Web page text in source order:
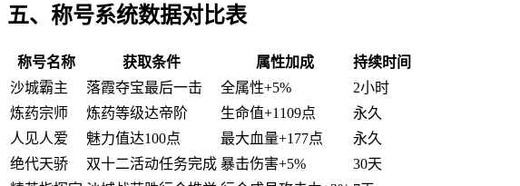
五、称号系统数据对比表
称号名称 获取条件 属性加成
持续时间
沙城霸主
落霞夺宝最后一击 全属性+5%
2小时
炼药宗师
炼药等级达帝阶 生命值+1109点
永久
人见人爱
魅力值达100点 最大血量+177点
永久
绝代天骄
双十二活动任务完成 暴击伤害+5%
30天